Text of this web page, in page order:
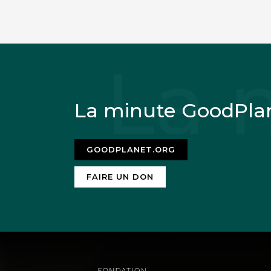
La minute
GOODPLANET.ORG
FAIRE UN DON